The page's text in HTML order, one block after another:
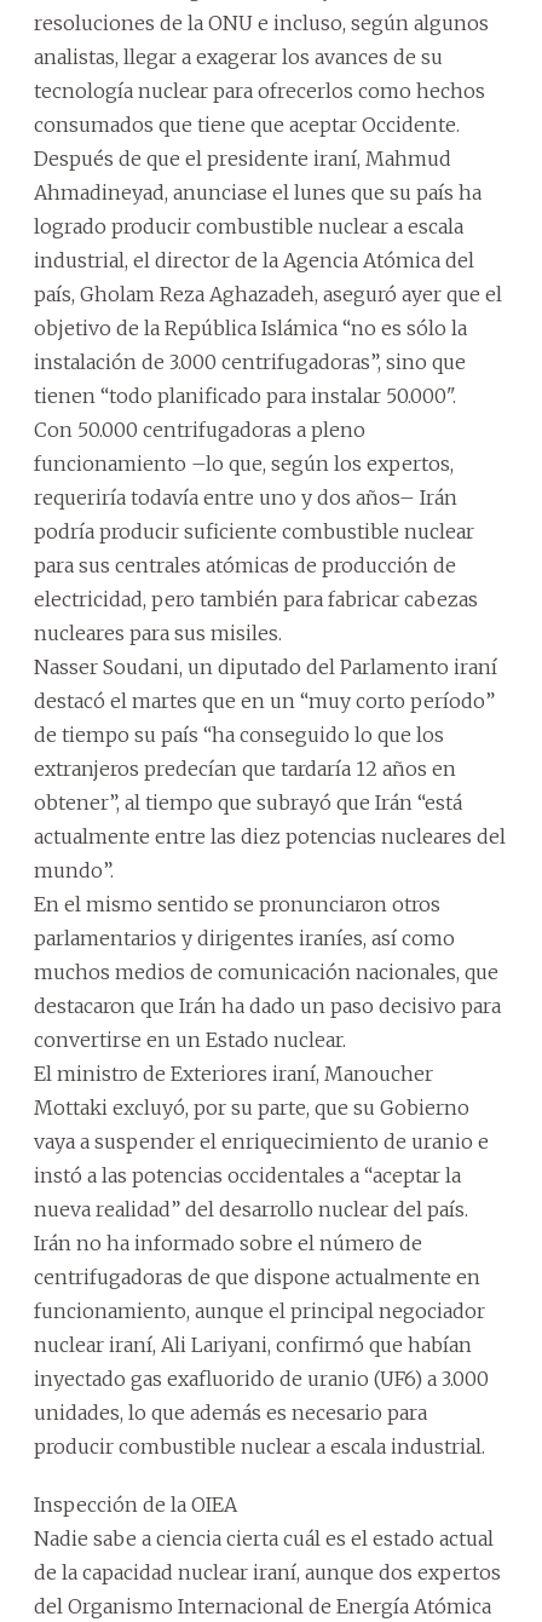
resoluciones de la ONU e incluso, según algunos
analistas, llegar a exagerar los avances de su
tecnología nuclear para ofrecerlos como hechos
consumados que tiene que aceptar Occidente.
Después de que el presidente iraní, Mahmud
Ahmadineyad, anunciase el lunes que su país ha
logrado producir combustible nuclear a escala
industrial, el director de la Agencia Atómica del
país, Gholam Reza Aghazadeh, aseguró ayer que el
objetivo de la República Islámica “no es sólo la
instalación de 3.000 centrifugadoras”, sino que
tienen “todo planificado para instalar 50.000".
Con 50.000 centrifugadoras a pleno
funcionamiento –lo que, según los expertos,
requeriría todavía entre uno y dos años– Irán
podría producir suficiente combustible nuclear
para sus centrales atómicas de producción de
electricidad, pero también para fabricar cabezas
nucleares para sus misiles.
Nasser Soudani, un diputado del Parlamento iraní
destacó el martes que en un “muy corto período”
de tiempo su país “ha conseguido lo que los
extranjeros predecían que tardaría 12 años en
obtener”, al tiempo que subrayó que Irán “está
actualmente entre las diez potencias nucleares del
mundo”.
En el mismo sentido se pronunciaron otros
parlamentarios y dirigentes iraníes, así como
muchos medios de comunicación nacionales, que
destacaron que Irán ha dado un paso decisivo para
convertirse en un Estado nuclear.
El ministro de Exteriores iraní, Manoucher
Mottaki excluyó, por su parte, que su Gobierno
vaya a suspender el enriquecimiento de uranio e
instó a las potencias occidentales a “aceptar la
nueva realidad” del desarrollo nuclear del país.
Irán no ha informado sobre el número de
centrifugadoras de que dispone actualmente en
funcionamiento, aunque el principal negociador
nuclear iraní, Ali Lariyani, confirmó que habían
inyectado gas exafluorido de uranio (UF6) a 3.000
unidades, lo que además es necesario para
producir combustible nuclear a escala industrial.
Inspección de la OIEA
Nadie sabe a ciencia cierta cuál es el estado actual
de la capacidad nuclear iraní, aunque dos expertos
del Organismo Internacional de Energía Atómica